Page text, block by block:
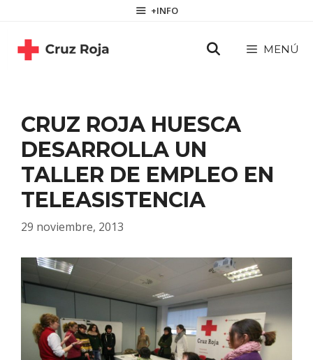
contenido
+INFO
MENÚ
CRUZ ROJA HUESCA
DESARROLLA UN
TALLER DE EMPLEO EN
TELEASISTENCIA
29 noviembre, 2013